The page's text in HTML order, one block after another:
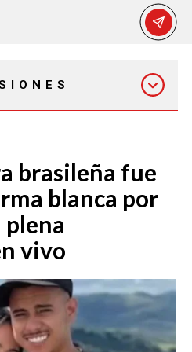
PM
PM
brasileña fue
blanca por
plena
vivo